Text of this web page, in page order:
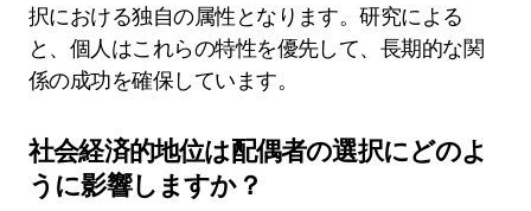
択における独自の属性となります。研究による
と、個人はこれらの特性を優先して、長期的な関
係の成功を確保しています。
社会経済的地位は配偶者の選択にどのよ
うに影響しますか？